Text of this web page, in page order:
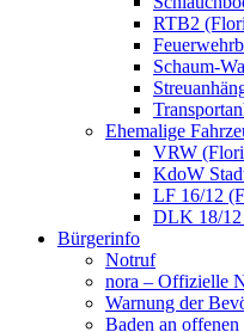
RTB2
Schaum-
Ehemalige
VRW
KdoW
LF 16/12
DLK 18/12
Bürgerinfo
Notruf
nora – Offizielle
Warnung der
Baden an offenen